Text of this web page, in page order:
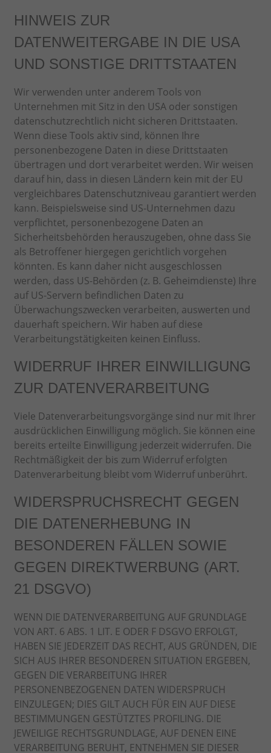
HINWEIS ZUR
DATENWEITERGABE IN DIE USA
UND SONSTIGE DRITTSTAATEN
Wir verwenden unter anderem Tools von
Unternehmen mit Sitz in den USA oder sonstigen
datenschutzrechtlich nicht sicheren Drittstaaten.
Wenn diese Tools aktiv sind, können Ihre
personenbezogene Daten in diese Drittstaaten
übertragen und dort verarbeitet werden. Wir weisen
darauf hin, dass in diesen Ländern kein mit der EU
vergleichbares Datenschutzniveau garantiert werden
kann. Beispielsweise sind US-Unternehmen dazu
verpflichtet, personenbezogene Daten an
Sicherheitsbehörden herauszugeben, ohne dass Sie
als Betroffener hiergegen gerichtlich vorgehen
könnten. Es kann daher nicht ausgeschlossen
werden, dass US-Behörden (z. B. Geheimdienste) Ihre
auf US-Servern befindlichen Daten zu
Überwachungszwecken verarbeiten, auswerten und
dauerhaft speichern. Wir haben auf diese
Verarbeitungstätigkeiten keinen Einfluss.
WIDERRUF IHRER EINWILLIGUNG
ZUR DATENVERARBEITUNG
Viele Datenverarbeitungsvorgänge sind nur mit Ihrer
ausdrücklichen Einwilligung möglich. Sie können eine
bereits erteilte Einwilligung jederzeit widerrufen. Die
Rechtmäßigkeit der bis zum Widerruf erfolgten
Datenverarbeitung bleibt vom Widerruf unberührt.
WIDERSPRUCHSRECHT GEGEN
DIE DATENERHEBUNG IN
BESONDEREN FÄLLEN SOWIE
GEGEN DIREKTWERBUNG (ART.
21 DSGVO)
WENN DIE DATENVERARBEITUNG AUF GRUNDLAGE
VON ART. 6 ABS. 1 LIT. E ODER F DSGVO ERFOLGT,
HABEN SIE JEDERZEIT DAS RECHT, AUS GRÜNDEN, DIE
SICH AUS IHRER BESONDEREN SITUATION ERGEBEN,
GEGEN DIE VERARBEITUNG IHRER
PERSONENBEZOGENEN DATEN WIDERSPRUCH
EINZULEGEN; DIES GILT AUCH FÜR EIN AUF DIESE
BESTIMMUNGEN GESTÜTZTES PROFILING. DIE
JEWEILIGE RECHTSGRUNDLAGE, AUF DENEN EINE
VERARBEITUNG BERUHT, ENTNEHMEN SIE DIESER